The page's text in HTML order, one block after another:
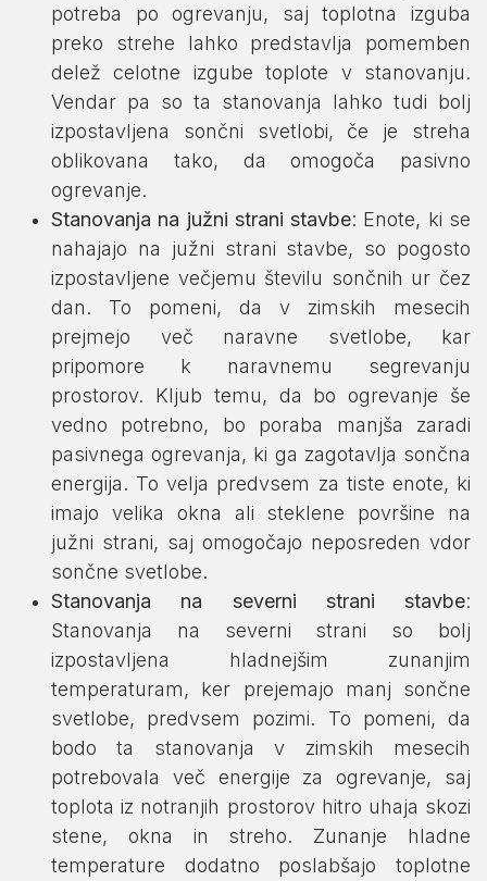
potreba po ogrevanju, saj toplotna izguba
preko strehe lahko predstavlja pomemben
delež celotne izgube toplote v stanovanju.
Vendar pa so ta stanovanja lahko tudi bolj
izpostavljena sončni svetlobi, če je streha
oblikovana tako, da omogoča pasivno
ogrevanje.
Stanovanja na južni strani stavbe: Enote, ki se
nahajajo na južni strani stavbe, so pogosto
izpostavljene večjemu številu sončnih ur čez
dan. To pomeni, da v zimskih mesecih
prejmejo več naravne svetlobe, kar
pripomore k naravnemu segrevanju
prostorov. Kljub temu, da bo ogrevanje še
vedno potrebno, bo poraba manjša zaradi
pasivnega ogrevanja, ki ga zagotavlja sončna
energija. To velja predvsem za tiste enote, ki
imajo velika okna ali steklene površine na
južni strani, saj omogočajo neposreden vdor
sončne svetlobe.
Stanovanja na severni strani stavbe:
Stanovanja na severni strani so bolj
izpostavljena hladnejšim zunanjim
temperaturam, ker prejemajo manj sončne
svetlobe, predvsem pozimi. To pomeni, da
bodo ta stanovanja v zimskih mesecih
potrebovala več energije za ogrevanje, saj
toplota iz notranjih prostorov hitro uhaja skozi
stene, okna in streho. Zunanje hladne
temperature dodatno poslabšajo toplotne